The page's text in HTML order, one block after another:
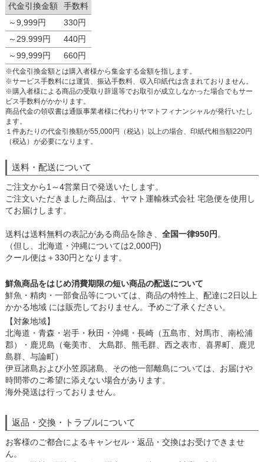
代金引換金額
手数料
～9,999円
330円
～29.999円
440円
～99,999円
660円
※代金引換金額とは購入者様から集金する金額を指します。
※サービス手数料には運賃、振込手数料、収入印紙代は含まれておりません。
※購入者様による商品の受取り辞退等でお取引が成立しなかった場合でもサー
ビス手数料がかかります。
商品代金の領収書は通販事業者様に代わりヤマトフィナンシャルが発行いたし
ます。
１件あたりの代金引換額が55,000円（税込）以上の場合、印紙代相当額220円
（税込）が必要になります。
送料・配送について
ご注文から1～4営業日で発送いたします。
ご注文いただきました商品は、ヤマト運輸株式会社 宅急便を使用し
てお届けします。
送料は送料無料の表記がある商品を除き、 全国一律950円 。
（但し、北海道・沖縄については2,000円)
クール便は＋330円となります。
鮮魚商品をはじめ消費期限の短い商品の配送について
鮮魚・精肉・一部食品等については、商品の特性上、配達に2日以上
かかる地域 には販売しておりません。予めご了承ください。
【対象地域】
北海道・青森・岩手・秋田・沖縄・長崎（五島市、対馬市、南松浦
郡）・鹿児島（奄美市、 大島郡、熊毛群、西之表市、喜界町、鹿児
島群、与論町）
伊豆諸島および小笠原諸島、その他一部離島については、お届けや
時間帯のご希望に添えない場合があります。
海外発送は行っておりません。
返品・交換・トラブルについて
お客様のご都合によるキャンセル・返品・交換はお受けできませ
ん。